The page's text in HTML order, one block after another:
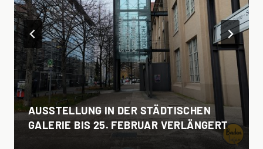
AUSSTELLUNG IN DER STÄDTISCHEN
GALERIE BIS 25. FEBRUAR VERLÄNGERT